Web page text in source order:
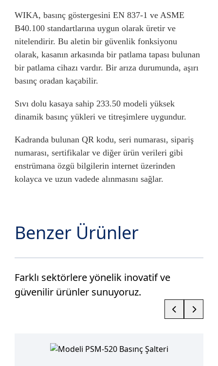
WIKA, basınç göstergesini EN 837-1 ve ASME
B40.100 standartlarına uygun olarak üretir ve
nitelendirir. Bu aletin bir güvenlik fonksiyonu
olarak, kasanın arkasında bir patlama tapası bulunan
bir patlama cihazı vardır. Bir arıza durumunda, aşırı
basınç oradan kaçabilir.
Sıvı dolu kasaya sahip 233.50 modeli yüksek
dinamik basınç yükleri ve titreşimlere uygundur.
Kadranda bulunan QR kodu, seri numarası, sipariş
numarası, sertifikalar ve diğer ürün verileri gibi
enstrümana özgü bilgilerin internet üzerinden
kolayca ve uzun vadede alınmasını sağlar.
Benzer Ürünler
Farklı sektörlere yönelik inovatif ve
güvenilir ürünler sunuyoruz.